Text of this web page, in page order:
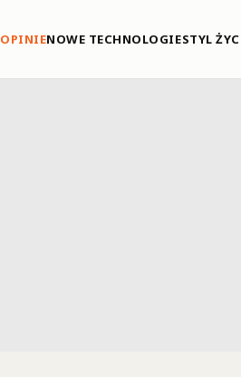
OPINIENOWE TECHNOLOGIESTYL